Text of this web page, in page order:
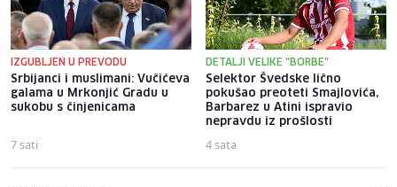
IZGUBLJEN U PREVODU
Srbijanci i muslimani: Vučićeva
galama u Mrkonjić Gradu u
sukobu s činjenicama
7 sati
DETALJI VELIKE "BORBE"
Selektor Švedske lično
pokušao preoteti Smajlovića,
Barbarez u Atini ispravio
nepravdu iz prošlosti
4 sata